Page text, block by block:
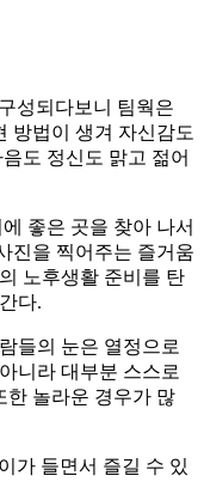
성되다보니 팀웍은
방법이 생겨 자신감도
도 정신도 맑고 젊어
좋은 곳을 찾아 나서
진을 찍어주는 즐거움
노후생활 준비를 탄
다.
들의 눈은 열정으로
니라 대부분 스스로
한 놀라운 경우가 많
가 들면서 즐길 수 있